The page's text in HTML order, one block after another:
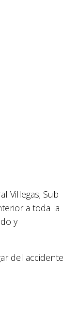
Villegas; Sub
a toda la
y
del accidente